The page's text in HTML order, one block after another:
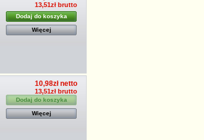
13,51zł brutto
Dodaj do koszyka
Więcej
10,98zł netto
13,51zł brutto
Dodaj do koszyka
Więcej